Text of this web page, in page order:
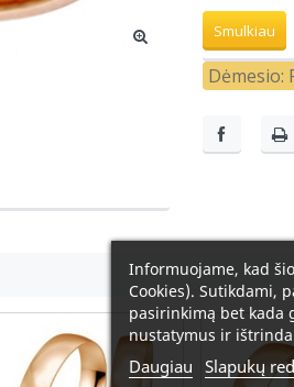
Smulkiau
Dėmesio:
Informuojame, kad
Cookies). Sutikdami,
pasirinkimą bet kada
nustatymus ir
Daugiau Slapukų